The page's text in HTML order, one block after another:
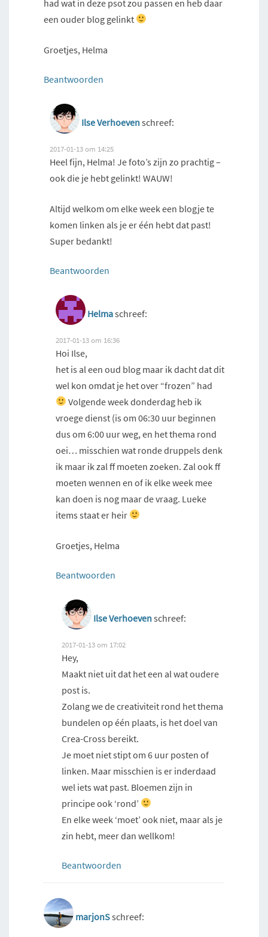
had wat in deze psot zou passen en heb daar
een ouder blog gelinkt
Groetjes, Helma
Beantwoorden
Ilse Verhoevenschreef:
2017-01-13 om 14:25
Heel fijn, Helma! Je foto’s zijn zo prachtig –
ook die je hebt gelinkt! WAUW!
Altijd welkom om elke week een blogje te
komen linken als je er één hebt dat past!
Super bedankt!
Beantwoorden
Helmaschreef:
2017-01-13 om 16:36
Hoi Ilse,
het is al een oud blog maar ik dacht dat dit
wel kon omdat je het over “frozen” had
Volgende week donderdag heb ik
vroege dienst (is om 06:30 uur beginnen
dus om 6:00 uur weg, en het thema rond
oei… misschien wat ronde druppels denk
ik maar ik zal ff moeten zoeken. Zal ook ff
moeten wennen en of ik elke week mee
kan doen is nog maar de vraag. Lueke
items staat er heir
Groetjes, Helma
Beantwoorden
Ilse Verhoevenschreef:
2017-01-13 om 17:02
Hey,
Maakt niet uit dat het een al wat oudere
post is.
Zolang we de creativiteit rond het thema
bundelen op één plaats, is het doel van
Crea-Cross bereikt.
Je moet niet stipt om 6 uur posten of
linken. Maar misschien is er inderdaad
wel iets wat past. Bloemen zijn in
principe ook ‘rond’
En elke week ‘moet’ ook niet, maar als je
zin hebt, meer dan wellkom!
Beantwoorden
marjonSschreef: